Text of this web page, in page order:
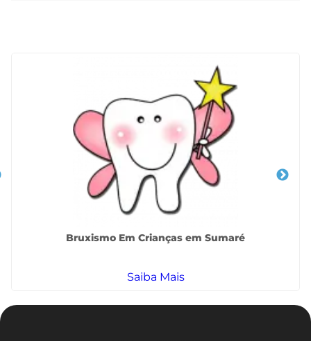
Bruxismo Em Crianças em Sumaré
Saiba Mais